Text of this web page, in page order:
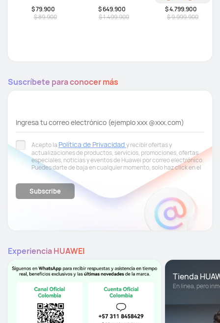
$ 79.900
$ 89.900
$ 649.900
$ 1.499.900
$ 4.799.900
$ 9.999.900
Suscríbete para conocer más
Ingresa tu correo electrónico (ejemplo xxx @xxx.com)
Acepto la Política de Privacidady recibir ofertas y
actualizaciones de productos, servicios, promociones, ofertas
especiales, noticias y eventos de Huawei por correo electrónico.
Puedes darte de baja en cualquier momento, solo haz click en el
link en la parte inferior de los correos electrónicos.
Subscribe
Experiencia HUAWEI
Tienda
En línea, pero